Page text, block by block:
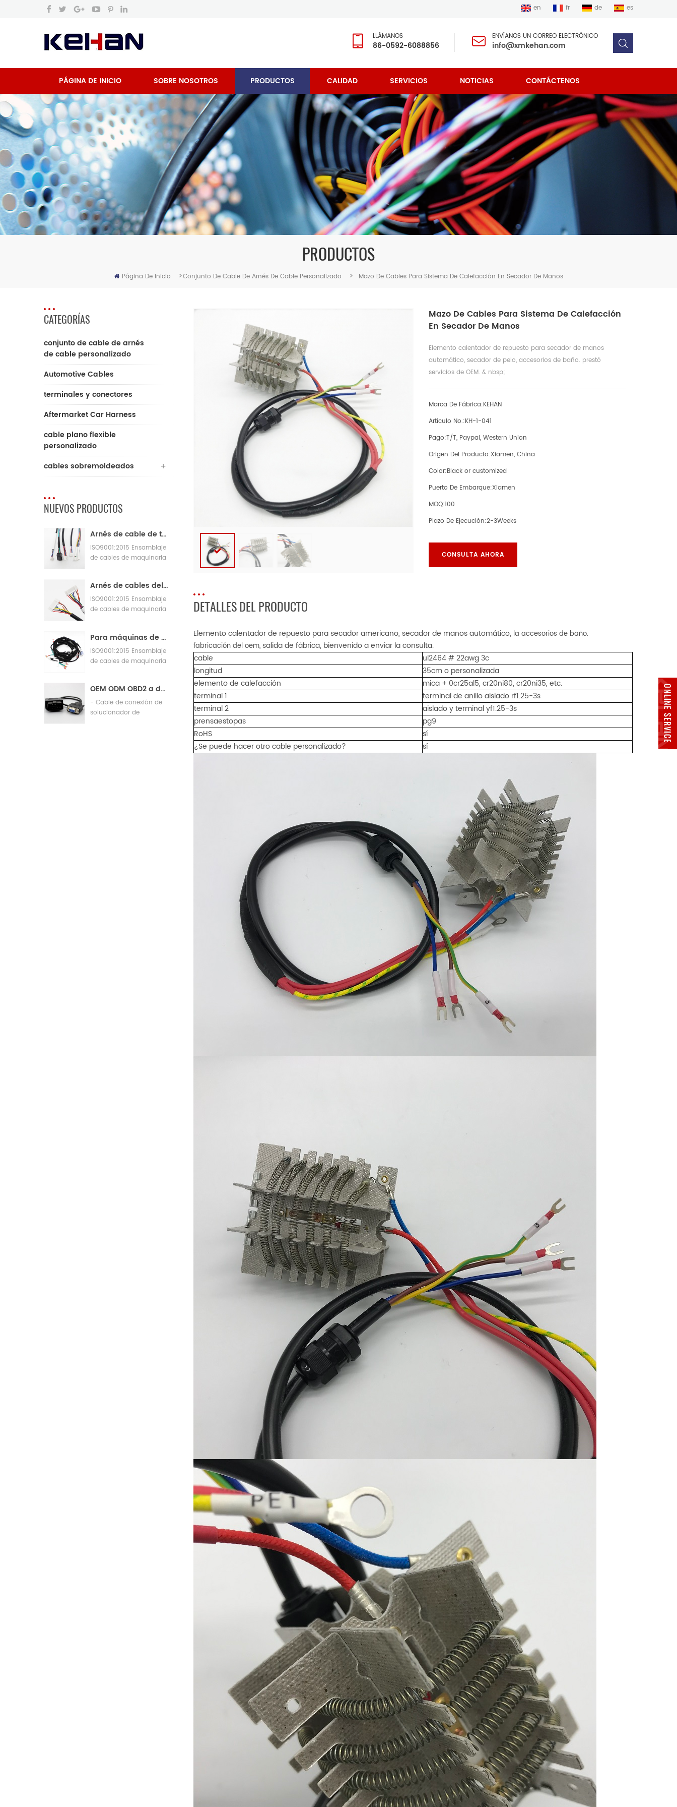
en fr de es
LLÁMANOS
86-0592-6088856
ENVÍANOS UN CORREO ELECTRÓNICO
info@xmkehan.com
PÁGINA DE INICIO SOBRE NOSOTROS PRODUCTOS CALIDAD SERVICIOS NOTICIAS CONTÁCTENOS
PRODUCTOS
Página De Inicio >Conjunto De Cable De Arnés De Cable Personalizado > Mazo De Cables Para Sistema De Calefacción En Secador De Manos
Mazo De Cables Para Sistema De Calefacción
En Secador De Manos
Elemento calentador de repuesto para secador de manos
automático, secador de pelo, accesorios de baño. prestó
servicios de OEM. & nbsp;
Marca De Fábrica:KEHAN
Artículo No.:KH-1-041
Pago:T/T, Paypal, Western Union
Origen Del Producto:Xiamen, China
Color:Black or customized
Puerto De Embarque:Xiamen
MOQ:100
Plazo De Ejecución:2-3Weeks
CONSULTA AHORA
DETALLES DEL PRODUCTO
Elemento calentador de repuesto para secador americano, secador de manos automático, la accesorios de baño.
fabricación del oem,salida de fábrica, bienvenido a enviar la consulta.
cable
ul2464 # 22awg 3c
longitud
35cm o personalizada
elemento de calefacción
mica + 0cr25al5, cr20ni80, cr20ni35, etc.
terminal 1
terminal de anillo aislado rf1.25-3s
terminal 2
aislado y terminal yf1.25-3s
prensaestopas
pg9
RoHS
sí
¿Se puede hacer otro cable personalizado?
sí
CATEGORÍAS
conjunto de cable de arnés
de cable personalizado
Automotive Cables
terminales y conectores
Aftermarket Car Harness
cable plano flexible
personalizado
cables sobremoldeados
NUEVOS PRODUCTOS
Arnés de cable de telar de parche JST
ISO9001:2015 Ensamblaje
de cables de maquinaria
Arnés de cables del adaptador de telar BNA de 12 v
ISO9001:2015 Ensamblaje
de cables de maquinaria
Para máquinas de panadería con grandes arneses de cableado
ISO9001:2015 Ensamblaje
de cables de maquinaria
OEM ODM OBD2 a db9 Cable de conexión de diagnóstico de automóviles Cable
- Cable de conexión de
solucionador de